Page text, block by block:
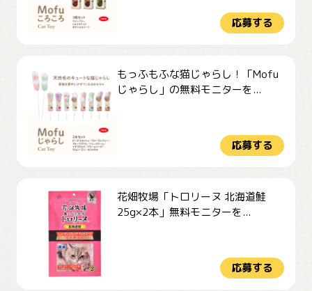
応募する
もっふもふな猫じゃらし！「Mofu
じゃらし」の無料モニターを...
応募する
花畑牧場「トロリーヌ 北海道鮭
25g×2本」無料モニターを...
応募する